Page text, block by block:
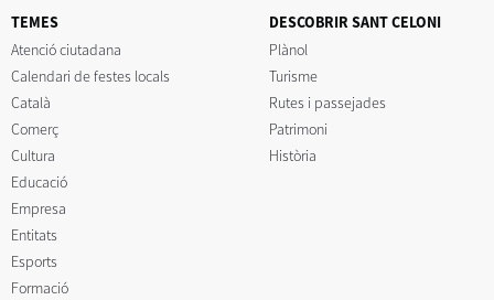
TEMES
Atenció ciutadana
Calendari de festes locals
Català
Comerç
Cultura
Educació
Empresa
Entitats
Esports
Formació
DESCOBRIR SANT CELONI
Plànol
Turisme
Rutes i passejades
Patrimoni
Història